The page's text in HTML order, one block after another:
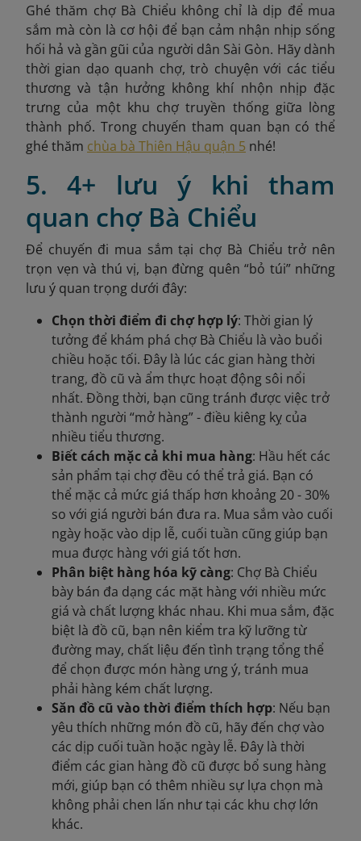
Ghé thăm chợ Bà Chiểu không chỉ là dịp để mua
sắm mà còn là cơ hội để bạn cảm nhận nhịp sống
hối hả và gần gũi của người dân Sài Gòn. Hãy dành
thời gian dạo quanh chợ, trò chuyện với các tiểu
thương và tận hưởng không khí nhộn nhịp đặc
trưng của một khu chợ truyền thống giữa lòng
thành phố. Trong chuyến tham quan bạn có thể
ghé thăm chùa bà Thiên Hậu quận 5 nhé!
5. 4+ lưu ý khi tham
quan chợ Bà Chiểu
Để chuyến đi mua sắm tại chợ Bà Chiểu trở nên
trọn vẹn và thú vị, bạn đừng quên “bỏ túi” những
lưu ý quan trọng dưới đây:
Chọn thời điểm đi chợ hợp lý: Thời gian lý
tưởng để khám phá chợ Bà Chiểu là vào buổi
chiều hoặc tối. Đây là lúc các gian hàng thời
trang, đồ cũ và ẩm thực hoạt động sôi nổi
nhất. Đồng thời, bạn cũng tránh được việc trở
thành người “mở hàng” - điều kiêng kỵ của
nhiều tiểu thương.
Biết cách mặc cả khi mua hàng: Hầu hết các
sản phẩm tại chợ đều có thể trả giá. Bạn có
thể mặc cả mức giá thấp hơn khoảng 20 - 30%
so với giá người bán đưa ra. Mua sắm vào cuối
ngày hoặc vào dịp lễ, cuối tuần cũng giúp bạn
mua được hàng với giá tốt hơn.
Phân biệt hàng hóa kỹ càng: Chợ Bà Chiểu
bày bán đa dạng các mặt hàng với nhiều mức
giá và chất lượng khác nhau. Khi mua sắm, đặc
biệt là đồ cũ, bạn nên kiểm tra kỹ lưỡng từ
đường may, chất liệu đến tình trạng tổng thể
để chọn được món hàng ưng ý, tránh mua
phải hàng kém chất lượng.
Săn đồ cũ vào thời điểm thích hợp: Nếu bạn
yêu thích những món đồ cũ, hãy đến chợ vào
các dịp cuối tuần hoặc ngày lễ. Đây là thời
điểm các gian hàng đồ cũ được bổ sung hàng
mới, giúp bạn có thêm nhiều sự lựa chọn mà
không phải chen lấn như tại các khu chợ lớn
khác.